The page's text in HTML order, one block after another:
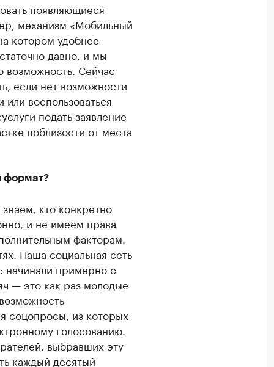
появляющиеся
механизм «Мобильный
котором удобнее
давно, и мы
возможность. Сейчас
если нет возможности
воспользоваться
подать заявление
поблизости от места
формат?
кто конкретно
и не имеем права
факторам.
Наша социальная сеть
начинали примерно с
— это как раз молодые
соцопросы, из которых
голосованию.
выбравших эту
каждый десятый